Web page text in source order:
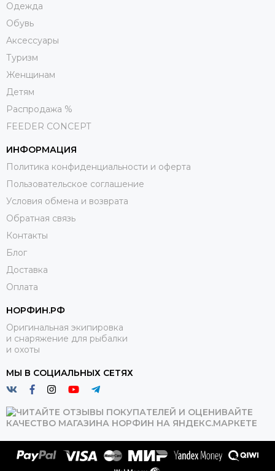
Одежда
Обувь
Aксессуары
Туризм
Женщинам
Детям
Распродажа %
FEEDER CONCEPT
ИНФОРМАЦИЯ
Политика конфиденциальности и оферта
Пользовательское соглашение
Условия обмена и возврата
Обратная связь
Контакты
Блог
Доставка
Оплата
НОРФИН.РФ
Оригинальная экипировка
и снаряжение для рыбалки
и охоты
МЫ В СОЦИАЛЬНЫХ СЕТЯХ